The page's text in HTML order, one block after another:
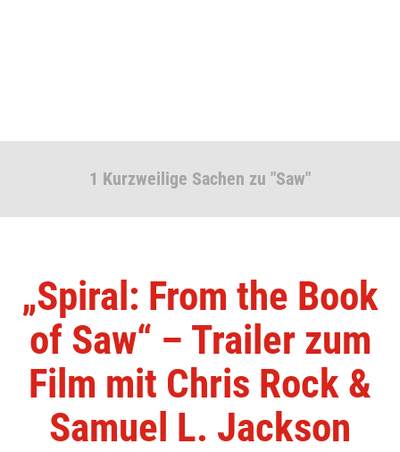
1 Kurzweilige Sachen zu "Saw"
„Spiral: From the Book
of Saw“ – Trailer zum
Film mit Chris Rock &
Samuel L. Jackson